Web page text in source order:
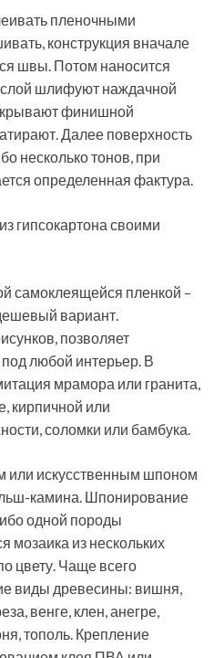
пленочными
конструкция вначале
швы. Потом наносится
шлифуют наждачной
финишной
Далее поверхность
несколько тонов, при
определенная фактура.
самоклеящейся пленкой –
вариант.
позволяет
любой интерьер. В
мрамора или гранита,
кирпичной или
соломки или бамбука.
или искусственным шпоном
камина. Шпонирование
одной породы
мозаика из нескольких
цвету. Чаще всего
виды древесины: вишня,
венге, клен, анегре,
тополь. Крепление